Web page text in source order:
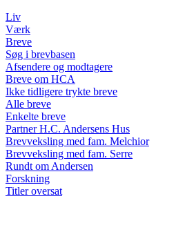
Liv
Værk
Breve
Søg i brevbasen
Afsendere og modtagere
Breve om HCA
Ikke tidligere trykte breve
Alle breve
Enkelte breve
Partner H.C. Andersens Hus
Brevveksling med fam. Melchior
Brevveksling med fam. Serre
Rundt om Andersen
Forskning
Titler oversat